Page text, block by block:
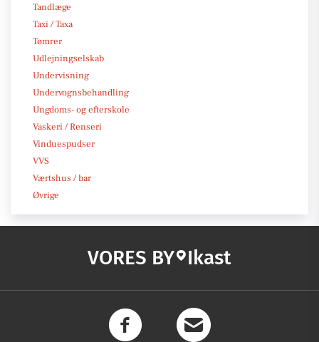
Tandlæge
Taxi / Taxa
Tømrer
Udlejningselskab
Undervisning
Undervognsbehandling
Ungdoms- og efterskole
Vaskeri / Renseri
Vinduespudser
VVS
Værtshus / bar
Øvrige
VORES BY Ikast